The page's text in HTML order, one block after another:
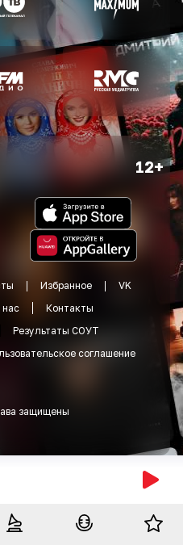
12+
Избранное
VK
Контакты
Результаты СОУТ
соглашение
защищены